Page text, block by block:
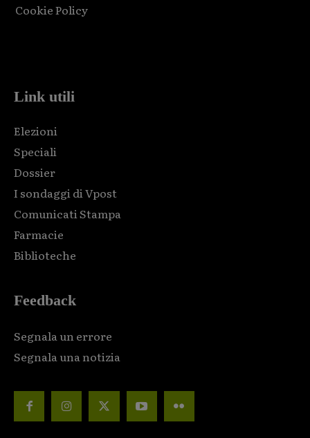
Cookie Policy
Link utili
Elezioni
Speciali
Dossier
I sondaggi di Vpost
Comunicati Stampa
Farmacie
Biblioteche
Feedback
Segnala un errore
Segnala una notizia